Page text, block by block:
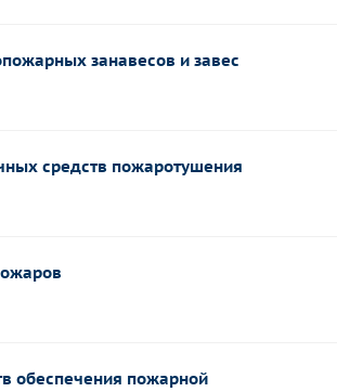
занавесов и завес
средств пожаротушения
обеспечения пожарной